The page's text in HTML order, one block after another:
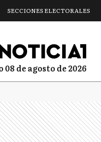
SECCIONES ELECTORALES
08 de agosto de 2026